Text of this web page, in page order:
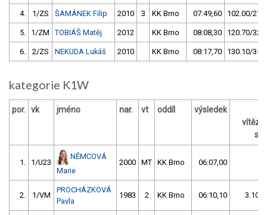
4. 1/ZS ŠAMÁNEK Filip 2010 3 KK Brno 07:49,60 102.00/27,7
5. 1/ZM TOBIÁŠ Matěj 2012 KK Brno 08:08,30 120.70/32,8
6. 2/ZS NEKUDA Lukáš 2010 KK Brno 08:17,70 130.10/35,4
kategorie K1W
por. vk jméno nar. vt oddíl výsledek
s /
1. 1/U23
NĚMCOVÁ
Marie
2000 MT KK Brno 06:07,00
2. 1/VM
PROCHÁZKOVÁ
Pavla
1983 2 KK Brno 06:10,10 3.10/